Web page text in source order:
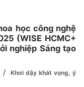
học công nghệ
(WISE HCMC+
nghiệp Sáng tạo
/
Khơi dậy khát vọng, ý